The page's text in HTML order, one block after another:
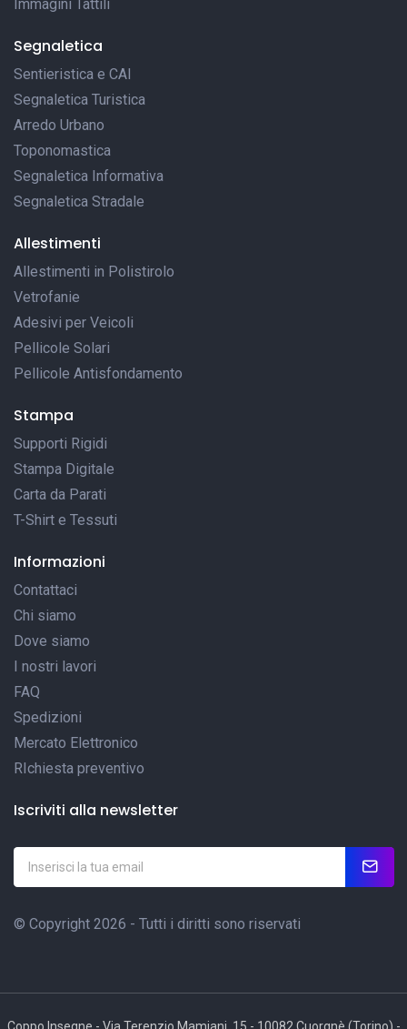
Immagini Tattili
Segnaletica
Sentieristica e CAI
Segnaletica Turistica
Arredo Urbano
Toponomastica
Segnaletica Informativa
Segnaletica Stradale
Allestimenti
Allestimenti in Polistirolo
Vetrofanie
Adesivi per Veicoli
Pellicole Solari
Pellicole Antisfondamento
Stampa
Supporti Rigidi
Stampa Digitale
Carta da Parati
T-Shirt e Tessuti
Informazioni
Contattaci
Chi siamo
Dove siamo
I nostri lavori
FAQ
Spedizioni
Mercato Elettronico
RIchiesta preventivo
Iscriviti alla newsletter
© Copyright 2026 - Tutti i diritti sono riservati